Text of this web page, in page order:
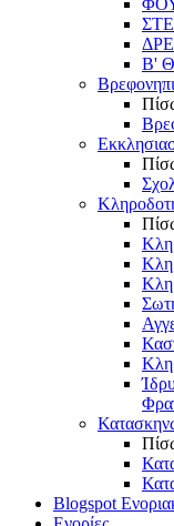
Β'
Blogspot